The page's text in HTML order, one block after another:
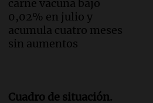
carne vacuna bajó
0,02% en julio y
acumula cuatro meses
sin aumentos
Cuadro de situación.